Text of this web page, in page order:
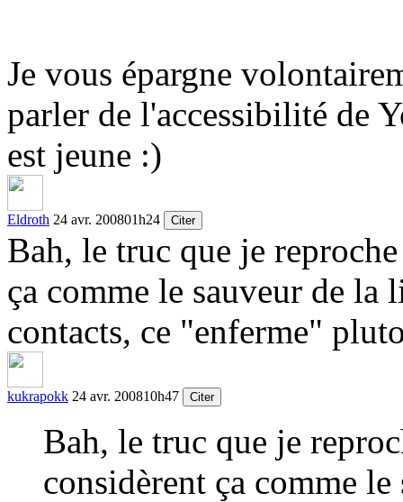
Je vous épargne
parler de l'accessibilité de
est jeune :)
Eldroth 24 avr. 200801h24 Citer
Bah, le truc que je
ça comme le sauveur de la
contacts, ce "enferme"
kukrapokk 24 avr. 200810h47 Citer
Bah, le truc que je
considèrent ça comme